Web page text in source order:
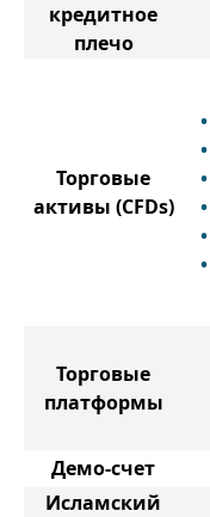
кредитное
плечо
Торговые
активы (CFDs)
Торговые
платформы
Демо-счет
Исламский